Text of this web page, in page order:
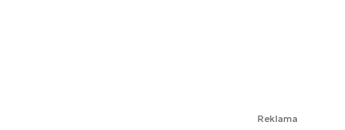
Reklama